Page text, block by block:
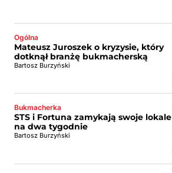
Ogólna
Mateusz Juroszek o kryzysie, który
dotknął branżę bukmacherską
Bartosz Burzyński
Bukmacherka
STS i Fortuna zamykają swoje lokale
na dwa tygodnie
Bartosz Burzyński